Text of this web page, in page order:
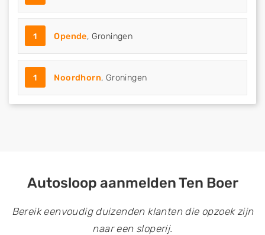
1 Opende, Groningen
1 Noordhorn, Groningen
Autosloop aanmelden Ten Boer
Bereik eenvoudig duizenden klanten die opzoek zijn
naar een sloperij.